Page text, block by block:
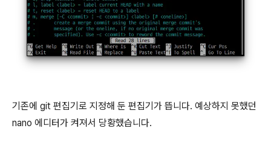
기존에 git 편집기로 지정해 둔 편집기가 뜹니다. 예상하지 못했던
nano 에디터가 켜져서 당황했습니다.